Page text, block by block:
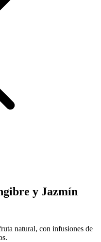
y Jazmín
natural, con infusiones de